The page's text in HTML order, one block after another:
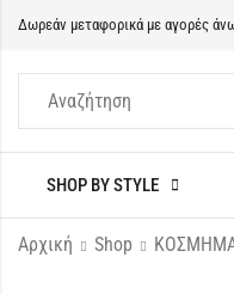
Δωρεάν μεταφορικά με αγορές
SHOP BY STYLE
Αρχική Shop